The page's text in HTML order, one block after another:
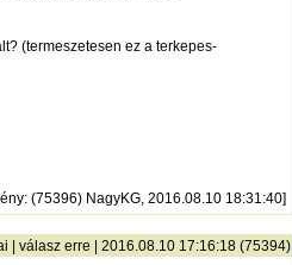
(termeszetesen ez a terkepes-
: (75396) NagyKG, 2016.08.10 18:31:40]
válasz erre | 2016.08.10 17:16:18 (75394)